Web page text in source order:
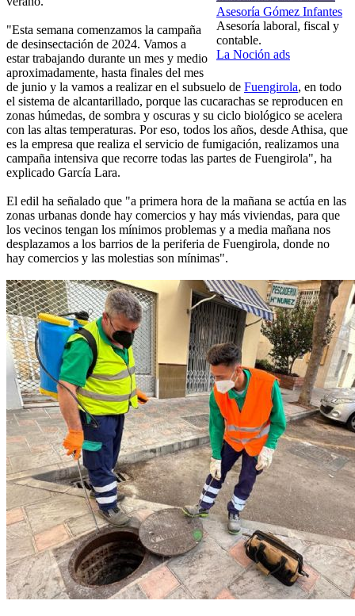
Asesoría Gómez Infantes
Asesoría laboral, fiscal y
contable.
La Noción ads
"Esta semana comenzamos la campaña
de desinsectación de 2024. Vamos a
estar trabajando durante un mes y medio
aproximadamente, hasta finales del mes
de junio y la vamos a realizar en el subsuelo de Fuengirola, en todo
el sistema de alcantarillado, porque las cucarachas se reproducen en
zonas húmedas, de sombra y oscuras y su ciclo biológico se acelera
con las altas temperaturas. Por eso, todos los años, desde Athisa, que
es la empresa que realiza el servicio de fumigación, realizamos una
campaña intensiva que recorre todas las partes de Fuengirola", ha
explicado García Lara.
El edil ha señalado que "a primera hora de la mañana se actúa en las
zonas urbanas donde hay comercios y hay más viviendas, para que
los vecinos tengan los mínimos problemas y a media mañana nos
desplazamos a los barrios de la periferia de Fuengirola, donde no
hay comercios y las molestias son mínimas".